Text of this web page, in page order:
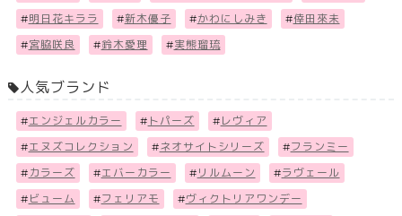
#明日花キララ #新木優子 #かわにしみき #倖田來未
#宮脇咲良 #鈴木愛理 #実熊瑠琉
人気ブランド
#エンジェルカラー # トパーズ # レヴィア
#エヌズコレクション #ネオサイトシリーズ #フランミー
# カラーズ #エバーカラー # リルムーン #ラヴェール
# ビューム #フェリアモ #ヴィクトリアワンデー